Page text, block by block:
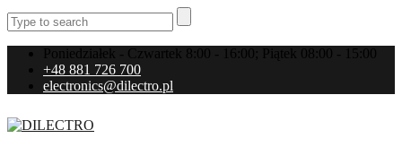
Poniedziałek - Czwartek 8:00 - 16:00; Piątek 08:00 - 15:00
+48 881 726 700
electronics@dilectro.pl